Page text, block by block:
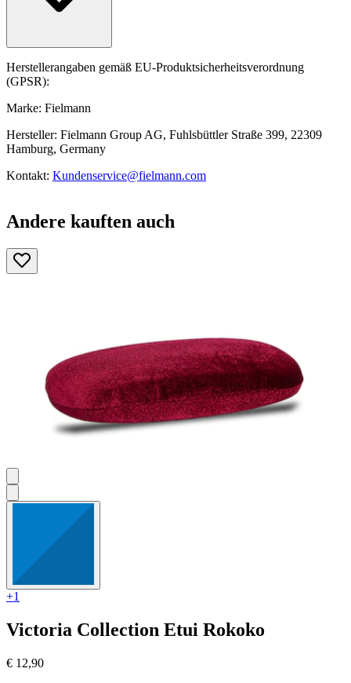
Herstellerangaben gemäß EU-Produktsicherheitsverordnung
(GPSR):
Marke: Fielmann
Hersteller: Fielmann Group AG, Fuhlsbüttler Straße 399, 22309
Hamburg, Germany
Kontakt: Kundenservice@fielmann.com
Andere kauften auch
+1
Victoria Collection Etui Rokoko
€ 12,90